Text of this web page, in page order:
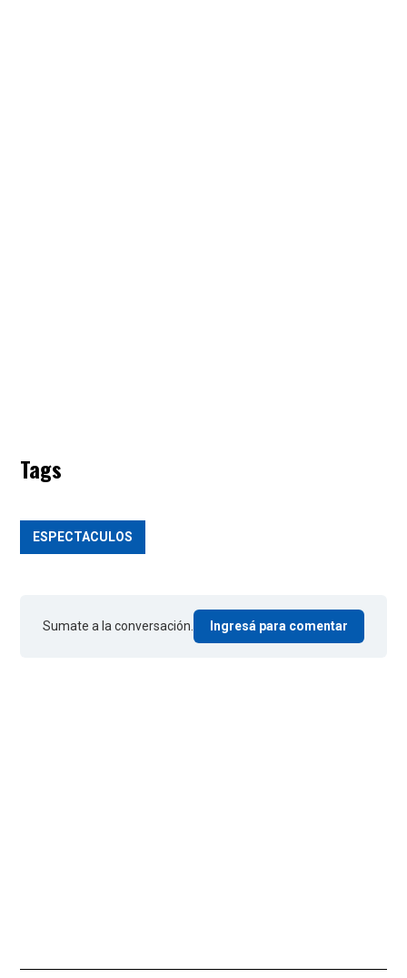
Tags
ESPECTACULOS
Sumate a la conversación. Ingresá para comentar